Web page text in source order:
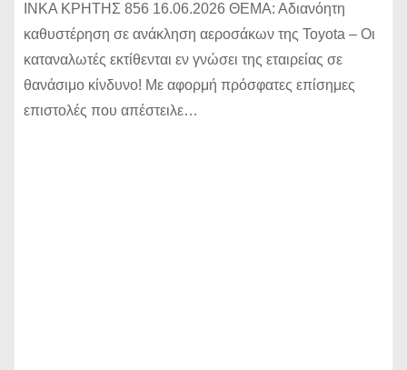
ΙΝΚΑ ΚΡΗΤΗΣ 856 16.06.2026 ΘΕΜΑ: Αδιανόητη
καθυστέρηση σε ανάκληση αεροσάκων της Toyota – Οι
καταναλωτές εκτίθενται εν γνώσει της εταιρείας σε
θανάσιμο κίνδυνο! Με αφορμή πρόσφατες επίσημες
επιστολές που απέστειλε…